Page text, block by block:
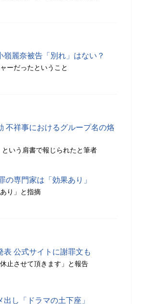
麗奈被告「別れ」はない？
ーだったということ
不祥事におけるグループ名の烙
いう肩書で報じられたと筆者
の専門家は「効果あり」
り」と指摘
表 公式サイトに謝罪文も
止させて頂きます」と報告
し「ドラマの土下座」